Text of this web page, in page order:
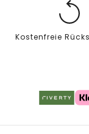
Kostenfreie